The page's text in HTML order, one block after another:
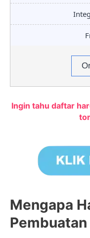
Ingin tahu daftar
Mengapa